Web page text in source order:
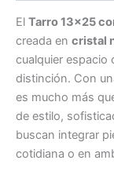
El Tarro 13×25
creada en cristal
cualquier espacio
distinción. Con
es mucho más
de estilo,
buscan integrar
cotidiana o en